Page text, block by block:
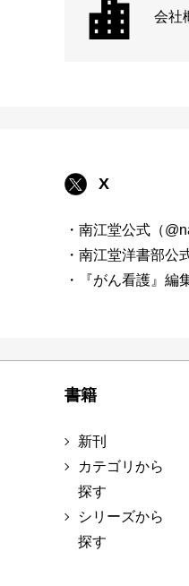
会社
X
・南江堂公式（
・南江堂洋書部公
・『がん看護』編
書籍
新刊
カテゴリから
探す
シリーズから
探す